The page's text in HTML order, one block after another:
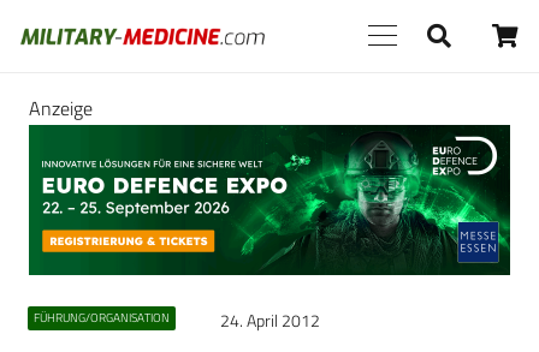
Anzeige
FÜHRUNG/ORGANISATION 24. April 2012